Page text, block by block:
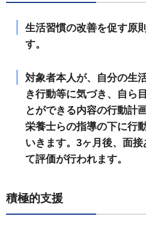
生活習慣の改善を促す原
す。
対象者本人が、自分の生
き行動等に気づき、自ら
とができる内容の行動計
栄養士らの指導の下に行
いきます。3ヶ月後、面
て評価が行われます。
積極的支援